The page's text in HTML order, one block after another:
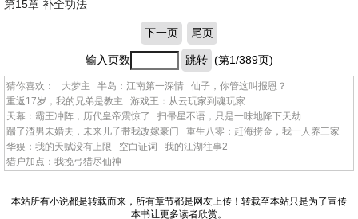
第15章 补全功法
下一页 尾页
输入页数 跳转 (第1/389页)
猜你喜欢： 大梦主 半岛：江南第一深情
仙子，你管这叫报恩？
重返17岁，我的兄弟是教主
游戏王：从云玩家到魂玩家
天幕：霸王冲阵，历代皇帝震惊了
扫帚星不语，只是一味地降下天劫
踹了渣男未婚夫，未来儿子带我改嫁豪门
重生八零：赶海捞金，我一人养三家
华娱：我的天赋没有上限
空白证词
我的江湖往事2
猎户加点：我挽弓猎尽仙神
本站所有小说都是转载而来，所有章节都是网友上传！转载至本站只是为了宣传
本书让更多读者欣赏。